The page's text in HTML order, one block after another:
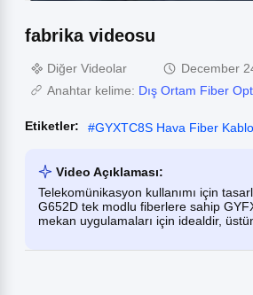
fabrika videosu
Diğer Videolar
December
Anahtar kelime: Dış Ortam Fiber
Etiketler: #GYXTC8S Hava Fiber Kablo
Video Açıklaması:
Telekomünikasyon kullanımı için
G652D tek modlu fiberlere sahip
mekan uygulamaları için idealdir,